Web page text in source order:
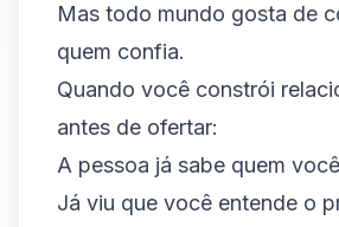
Mas todo mundo gosta de
quem confia.
Quando você constrói
antes de ofertar:
A pessoa já sabe quem
Já viu que você entende o